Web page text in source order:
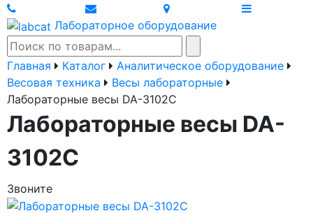
Лабораторное оборудование
Главная Каталог
Аналитическое оборудование
Весовая техника
Весы лабораторные
Лабораторные весы DA-3102C
Лабораторные весы DA-
3102C
Звоните